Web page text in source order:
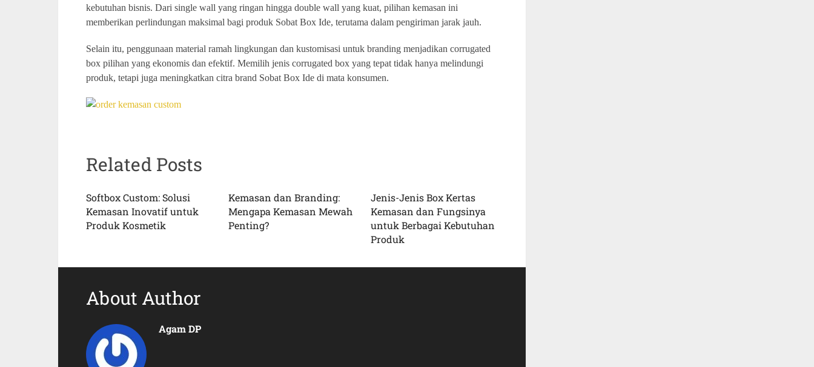
kebutuhan bisnis. Dari single wall yang ringan hingga double wall yang kuat, pilihan kemasan ini
memberikan perlindungan maksimal bagi produk Sobat Box Ide, terutama dalam pengiriman jarak jauh.
Selain itu, penggunaan material ramah lingkungan dan kustomisasi untuk branding menjadikan corrugated
box pilihan yang ekonomis dan efektif. Memilih jenis corrugated box yang tepat tidak hanya melindungi
produk, tetapi juga meningkatkan citra brand Sobat Box Ide di mata konsumen.
Related Posts
Softbox Custom: Solusi
Kemasan Inovatif untuk
Produk Kosmetik
Kemasan dan Branding:
Mengapa Kemasan Mewah
Penting?
Jenis-Jenis Box Kertas
Kemasan dan Fungsinya
untuk Berbagai Kebutuhan
Produk
About Author
Agam DP